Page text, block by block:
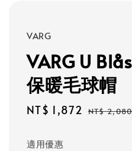
VARG
VARG U
保暖毛球帽
Sale
NT$ 1,872 Regular
NT$ 2,080
適用優惠